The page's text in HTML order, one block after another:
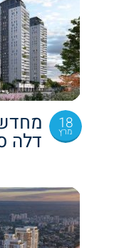
18
מרץ דלה